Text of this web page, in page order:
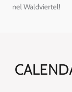
nel Waldviertel!